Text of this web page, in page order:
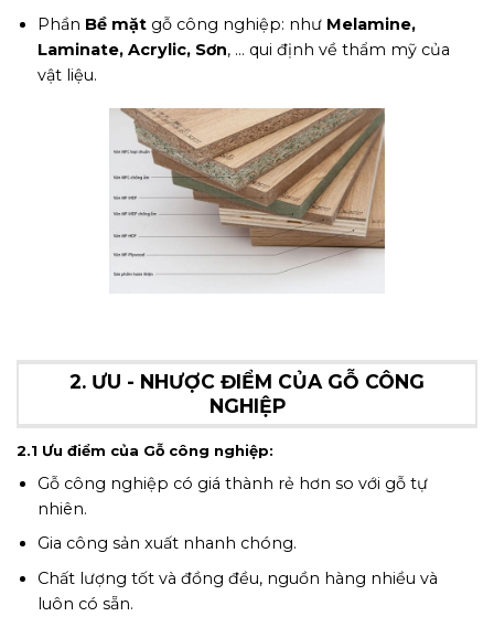
Phần Bề mặtgỗ công nghiệp: như Melamine,
Laminate, Acrylic, Sơn, … qui định về thẩm mỹ của
vật liệu.
2. ƯU - NHƯỢC ĐIỂM CỦA GỖ CÔNG
NGHIỆP
2.1 Ưu điểm của Gỗ công nghiệp:
Gỗ công nghiệp có giá thành rẻ hơn so với gỗ tự
nhiên.
Gia công sản xuất nhanh chóng.
Chất lượng tốt và đồng đều, nguồn hàng nhiều và
luôn có sẵn.